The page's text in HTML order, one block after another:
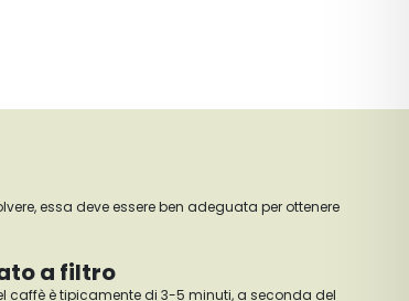
essa deve essere ben adeguata per ottenere
a filtro
caffè è tipicamente di 3-5 minuti, a seconda del